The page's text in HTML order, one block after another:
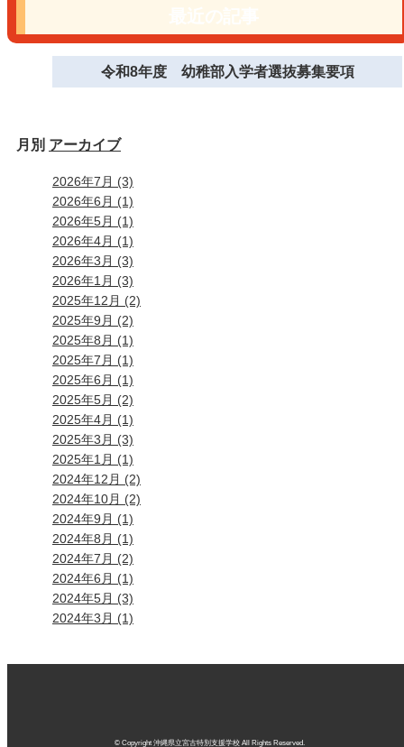
令和8年度 幼稚部入学者選抜募集要項
月別 アーカイブ
2026年7月 (3)
2026年6月 (1)
2026年5月 (1)
2026年4月 (1)
2026年3月 (3)
2026年1月 (3)
2025年12月 (2)
2025年9月 (2)
2025年8月 (1)
2025年7月 (1)
2025年6月 (1)
2025年5月 (2)
2025年4月 (1)
2025年3月 (3)
2025年1月 (1)
2024年12月 (2)
2024年10月 (2)
2024年9月 (1)
2024年8月 (1)
2024年7月 (2)
2024年6月 (1)
2024年5月 (3)
2024年3月 (1)
© Copyright 沖縄県立宮古特別支援学校 All Rights Reserved.